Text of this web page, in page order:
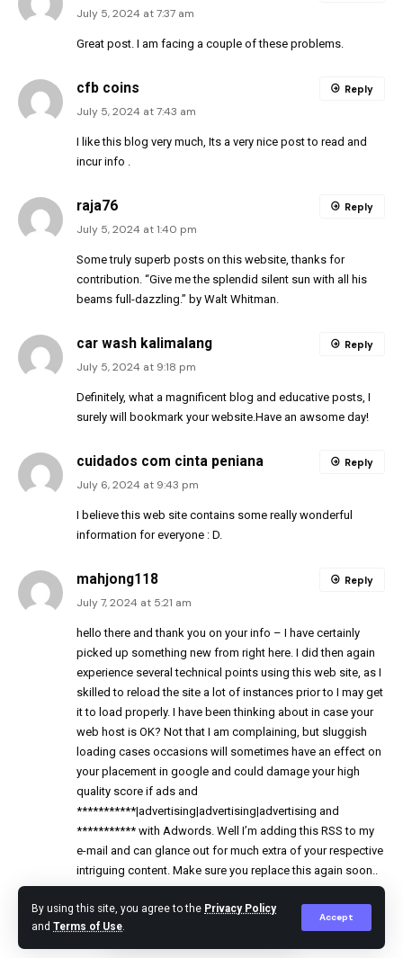
By using this site, you agree to the Privacy Policy
and Terms of Use.
Accept
July 5, 2024 at 7:37 am
Great post. I am facing a couple of these problems.
cfb coins
July 5, 2024 at 7:43 am
I like this blog very much, Its a very nice post to read and
incur info .
Reply
raja76
July 5, 2024 at 1:40 pm
Some truly superb posts on this website, thanks for
contribution. “Give me the splendid silent sun with all his
beams full-dazzling.” by Walt Whitman.
Reply
car wash kalimalang
July 5, 2024 at 9:18 pm
Definitely, what a magnificent blog and educative posts, I
surely will bookmark your website.Have an awsome day!
Reply
cuidados com cinta peniana
July 6, 2024 at 9:43 pm
I believe this web site contains some really wonderful
information for everyone : D.
Reply
mahjong118
July 7, 2024 at 5:21 am
hello there and thank you on your info – I have certainly
picked up something new from right here. I did then again
experience several technical points using this web site, as I
skilled to reload the site a lot of instances prior to I may get
it to load properly. I have been thinking about in case your
web host is OK? Not that I am complaining, but sluggish
loading cases occasions will sometimes have an effect on
your placement in google and could damage your high
quality score if ads and
***********|advertising|advertising|advertising and
*********** with Adwords. Well I’m adding this RSS to my
e-mail and can glance out for much extra of your respective
intriguing content. Make sure you replace this again soon..
Reply
online business Reply